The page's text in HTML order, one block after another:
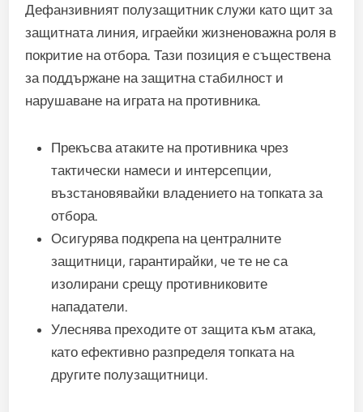
Дефанзивният полузащитник служи като щит за
защитната линия, играейки жизненоважна роля в
покритие на отбора. Тази позиция е съществена
за поддържане на защитна стабилност и
нарушаване на играта на противника.
Прекъсва атаките на противника чрез
тактически намеси и интерсепции,
възстановявайки владението на топката за
отбора.
Осигурява подкрепа на централните
защитници, гарантирайки, че те не са
изолирани срещу противниковите
нападатели.
Улеснява преходите от защита към атака,
като ефективно разпределя топката на
другите полузащитници.